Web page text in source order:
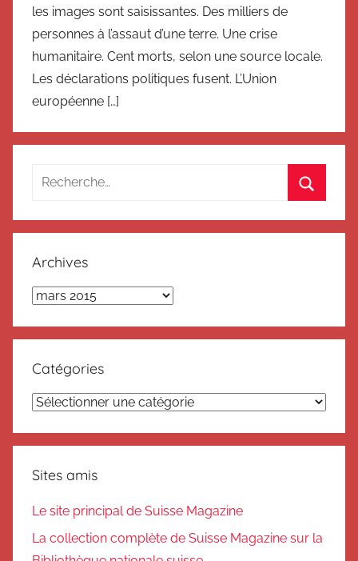
les images sont saisissantes. Des milliers de
personnes à l’assaut d’une terre. Une crise
humanitaire. Cent morts, selon une source locale.
Les déclarations politiques fusent. L’Union
européenne […]
Recherche
:
Archives
Archives
Catégories
Catégories
Sites amis
Le site principal de Suisse Magazine
La collection complète de Suisse Magazine sur la